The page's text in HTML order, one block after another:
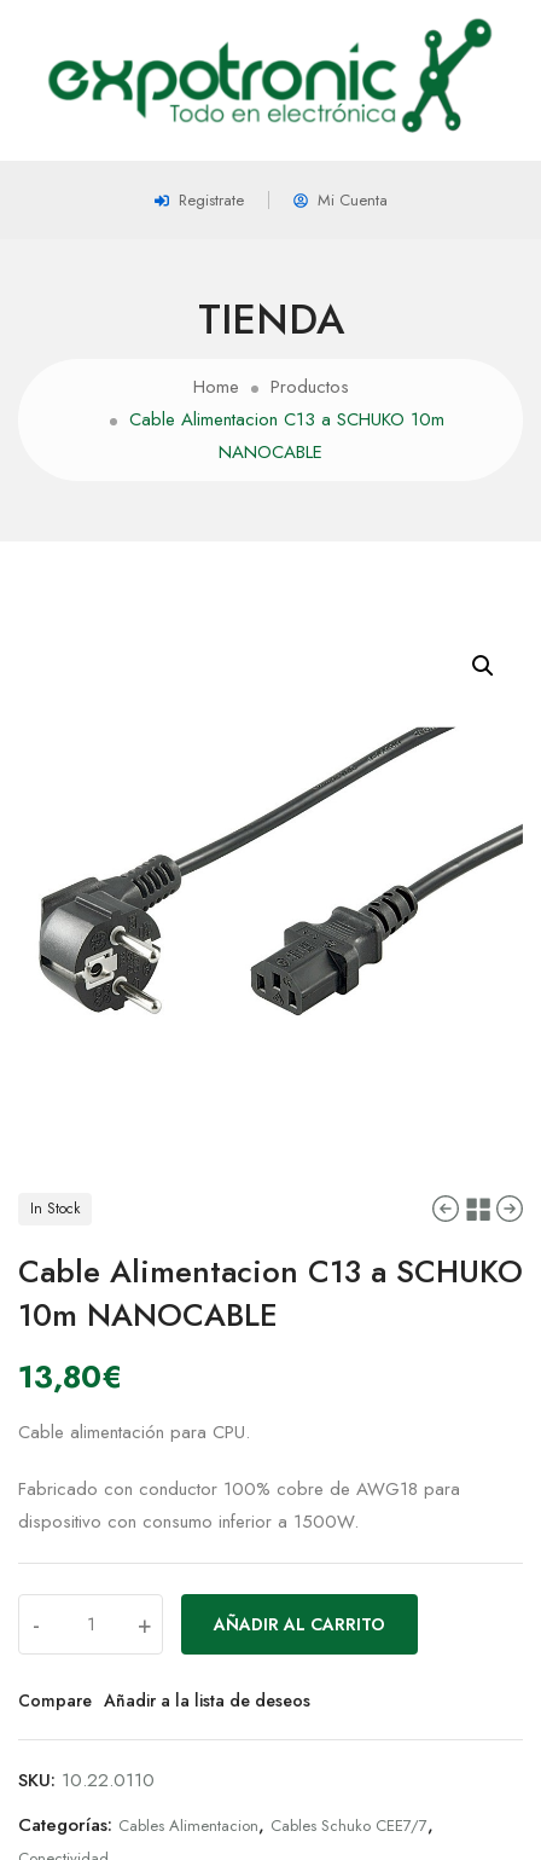
Registrate Mi Cuenta
TIENDA
Home
Productos
Cable Alimentacion C13 a SCHUKO 10m
NANOCABLE
In Stock
Cable Alimentacion C13 a SCHUKO
10m NANOCABLE
13,80€
Cable alimentación para CPU.
Fabricado con conductor 100% cobre de AWG18 para
dispositivo con consumo inferior a 1500W.
- + AÑADIR AL CARRITO
Compare Añadir a la lista de deseos
SKU: 10.22.0110
Categorías: Cables Alimentacion, Cables Schuko CEE7/7,